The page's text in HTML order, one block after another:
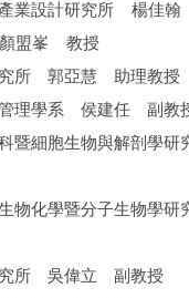
業設計研究所 楊佳
盟峯 教授
所 郭亞慧 助理教授
理學系 侯建任 副教
暨細胞生物與解剖學
物化學暨分子生物學
所 吳偉立 副教授